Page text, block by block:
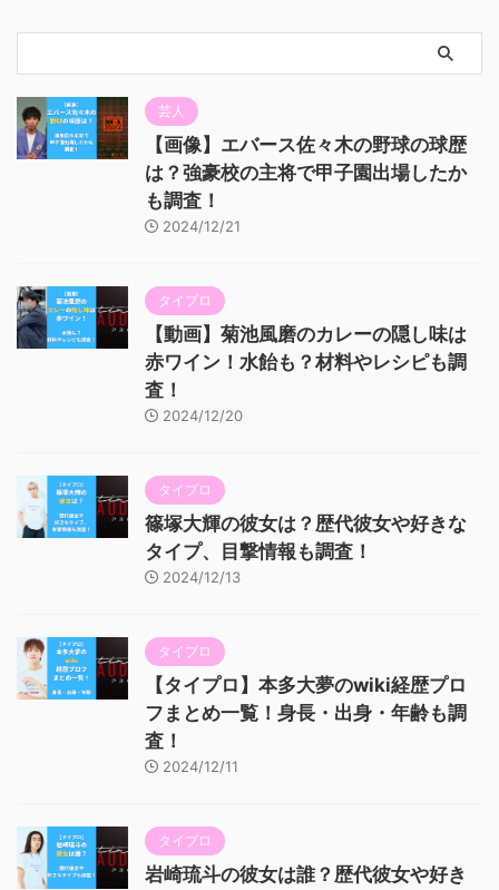
芸人
【画像】エバース佐々木の野球の球歴
は？強豪校の主将で甲子園出場したか
も調査！
2024/12/21
タイプロ
【動画】菊池風磨のカレーの隠し味は
赤ワイン！水飴も？材料やレシピも調
査！
2024/12/20
タイプロ
篠塚大輝の彼女は？歴代彼女や好きな
タイプ、目撃情報も調査！
2024/12/13
タイプロ
【タイプロ】本多大夢のwiki経歴プロ
フまとめ一覧！身長・出身・年齢も調
査！
2024/12/11
タイプロ
岩崎琉斗の彼女は誰？歴代彼女や好き